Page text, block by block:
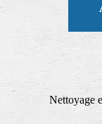
Nettoyage